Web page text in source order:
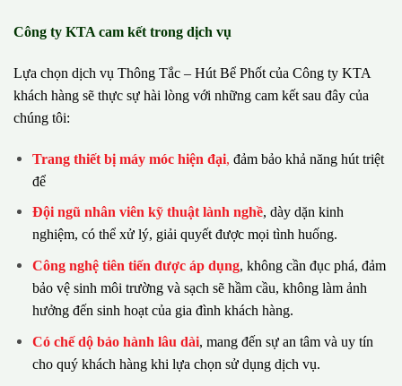
Công ty KTA cam kết trong dịch vụ
Lựa chọn dịch vụ Thông Tắc – Hút Bể Phốt của Công ty KTA
khách hàng sẽ thực sự hài lòng với những cam kết sau đây của
chúng tôi:
Trang thiết bị máy móc hiện đại, đảm bảo khả năng hút triệt
để
Đội ngũ nhân viên kỹ thuật lành nghề, dày dặn kinh
nghiệm, có thể xử lý, giải quyết được mọi tình huống.
Công nghệ tiên tiến được áp dụng, không cần đục phá, đảm
bảo vệ sinh môi trường và sạch sẽ hầm cầu, không làm ảnh
hưởng đến sinh hoạt của gia đình khách hàng.
Có chế dộ bảo hành lâu dài, mang đến sự an tâm và uy tín
cho quý khách hàng khi lựa chọn sử dụng dịch vụ.